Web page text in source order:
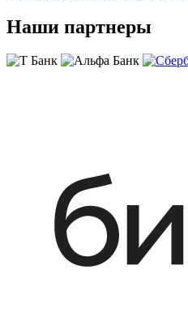
Наши партнеры